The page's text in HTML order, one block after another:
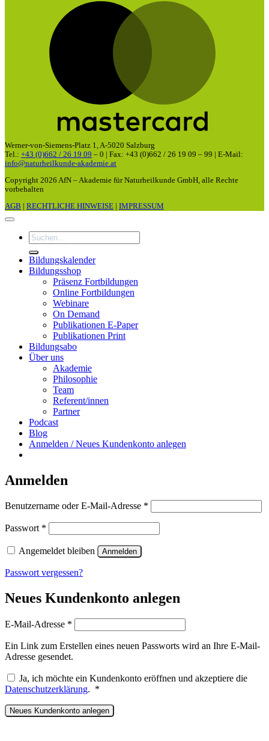
Werner-von-Siemens-Platz 1, A-5020 Salzburg
Tel.: +43 (0)662 / 26 19 09 – 0 | Fax: +43 (0)662 / 26 19 09 – 99 | E-Mail:
info@naturheilkunde-akademie.at
Copyright 2026 AfN – Akademie für Naturheilkunde GmbH, alle Rechte
vorbehalten
AGB | RECHTLICHE HINWEISE | IMPRESSUM
Suchen
nach:
Bildungskalender
Bildungsshop
Präsenz Fortbildungen
Online Fortbildungen
Webinare
On Demand
Publikationen E-Paper
Publikationen Print
Bildungsabo
Über uns
Akademie
Philosophie
Team
Referent/innen
Partner
Podcast
Blog
Anmelden / Neues Kundenkonto anlegen
Anmelden
Benutzername oder E-Mail-Adresse *
Passwort *
Angemeldet bleiben Anmelden
Passwort vergessen?
Neues Kundenkonto anlegen
E-Mail-Adresse *
Ein Link zum Erstellen eines neuen Passworts wird an Ihre E-Mail-
Adresse gesendet.
Ja, ich möchte ein Kundenkonto eröffnen und akzeptiere die
Datenschutzerklärung. *
Neues Kundenkonto anlegen